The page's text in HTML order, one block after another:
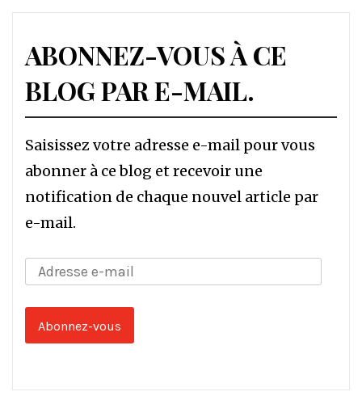
ABONNEZ-VOUS À CE
BLOG PAR E-MAIL.
Saisissez votre adresse e-mail pour vous
abonner à ce blog et recevoir une
notification de chaque nouvel article par
e-mail.
Adresse
mail
Abonnez-vous